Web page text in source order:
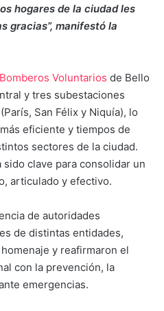
hogares de la ciudad les
gracias”, manifestó la
Bomberos Voluntarios de Bello
y tres subestaciones
San Félix y Niquía), lo
eficiente y tiempos de
sectores de la ciudad.
sido clave para consolidar un
articulado y efectivo.
de autoridades
de distintas entidades,
y reafirmaron el
con la prevención, la
emergencias.